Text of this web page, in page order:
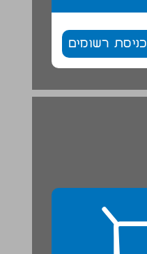
כניסת רשומים